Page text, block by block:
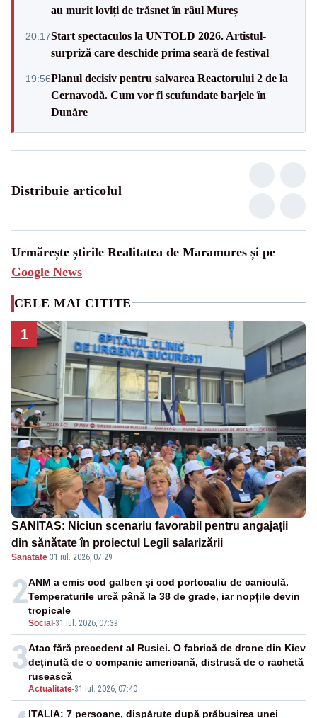
au murit loviți de trăsnet în râul Mureș
20:17Start spectaculos la UNTOLD 2026. Artistul-
surpriză care deschide prima seară de festival
19:56Planul decisiv pentru salvarea Reactorului 2 de la
Cernavodă. Cum vor fi scufundate barjele în
Dunăre
Distribuie articolul
Urmărește știrile Realitatea de Maramures și pe
Google News
CELE MAI CITITE
1
SANITAS: Niciun scenariu favorabil pentru angajații
din sănătate în proiectul Legii salarizării
Sanatate·31 iul. 2026, 07:29
2
Social -31 iul. 2026, 07:39
ANM a emis cod galben și cod portocaliu de caniculă.
Temperaturile urcă până la 38 de grade, iar nopțile devin
tropicale
3
Actualitate-31 iul. 2026, 07:40
Atac fără precedent al Rusiei. O fabrică de drone din Kiev
deținută de o companie americană, distrusă de o rachetă
rusească
ITALIA: 7 persoane, dispărute după prăbușirea unei